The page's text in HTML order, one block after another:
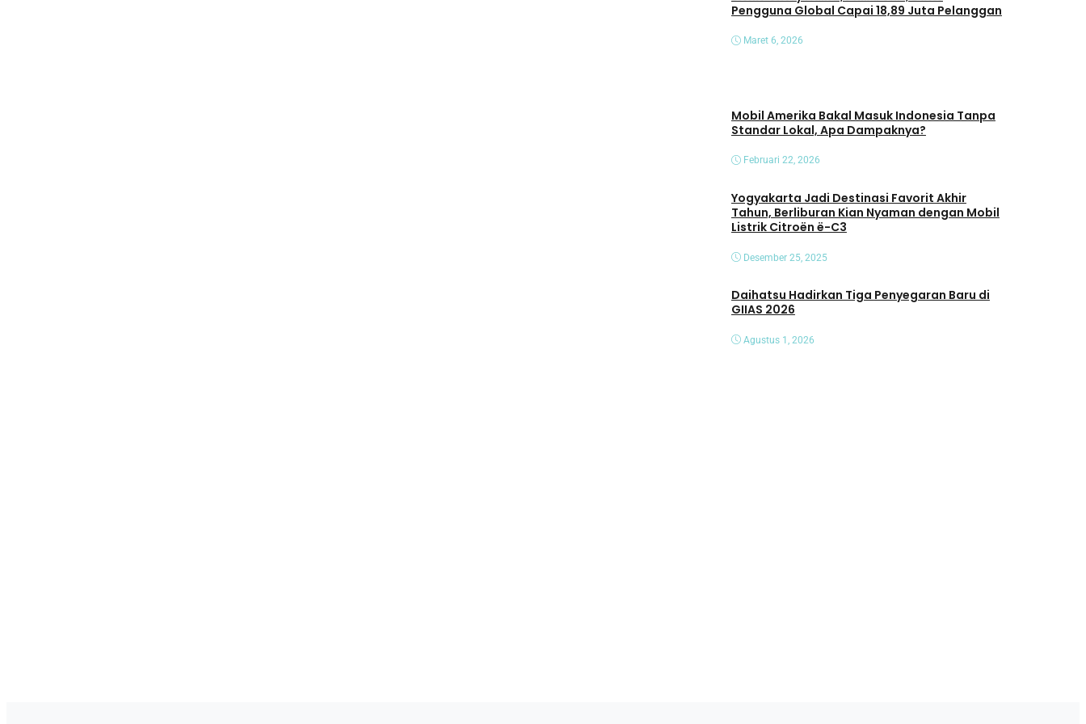
Pengguna Global Capai 18,89 Juta Pelanggan
Maret 6, 2026
Mobil Amerika Bakal Masuk Indonesia Tanpa
Standar Lokal, Apa Dampaknya?
Februari 22, 2026
Yogyakarta Jadi Destinasi Favorit Akhir
Tahun, Berliburan Kian Nyaman dengan Mobil
Listrik Citroën ë-C3
Desember 25, 2025
Daihatsu Hadirkan Tiga Penyegaran Baru di
GIIAS 2026
Agustus 1, 2026